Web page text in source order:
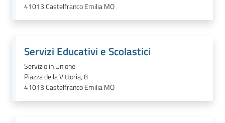
41013Castelfranco Emilia MO
Servizi Educativi e Scolastici
Servizio in Unione
Piazza della Vittoria, 8
41013Castelfranco Emilia MO